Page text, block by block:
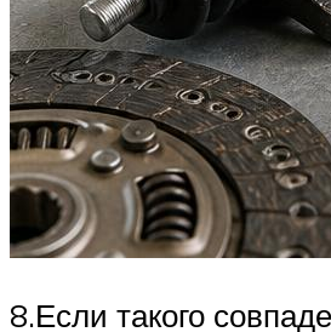
8.Если такого